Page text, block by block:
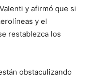
y afirmó que si
y el
restablezca los
obstaculizando